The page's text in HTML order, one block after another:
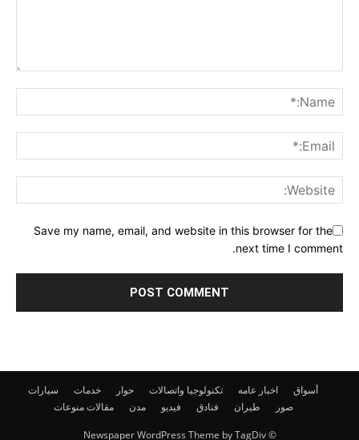
Save my name, email, and website in this browser for the
next time I comment.
أسواق اخبار عامه تكنولوجيا واتصالات حوار خدمات
سيارات
صور
طيران فنادق فيديو مدن مقالات منوعات
© Newspaper WordPress Theme by TagDiv